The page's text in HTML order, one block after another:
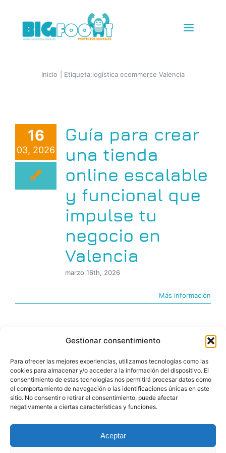
Gestionar consentimiento
Para ofrecer las mejores experiencias, utilizamos tecnologías como las
cookies para almacenar y/o acceder a la información del dispositivo. El
consentimiento de estas tecnologías nos permitirá procesar datos como
el comportamiento de navegación o las identificaciones únicas en este
sitio. No consentir o retirar el consentimiento, puede afectar
negativamente a ciertas características y funciones.
Aceptar
contenido
Toggle
IG + TikTok Shop
SEM+SEO
Inicio Etiqueta:logística ecommerce Valencia
16
03, 2026
Guía para crear
una tienda
online escalable
y funcional que
impulse tu
negocio en
Valencia
marzo 16th, 2026
Más información
© Copyright 2026 |BIGfoot | PROYECTOS DIGITALES